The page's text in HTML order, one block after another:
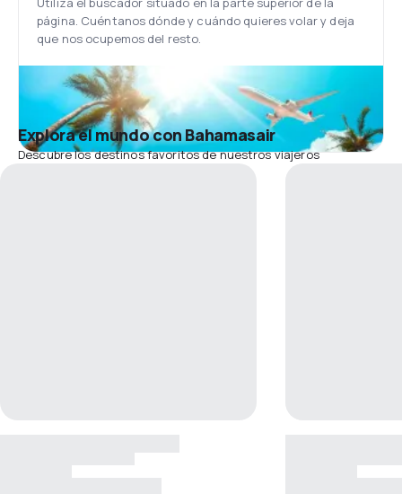
página. Cuéntanos dónde y cuándo quieres volar y deja
que nos ocupemos del resto.
Explora el mundo con Bahamasair
Descubre los destinos favoritos de nuestros viajeros